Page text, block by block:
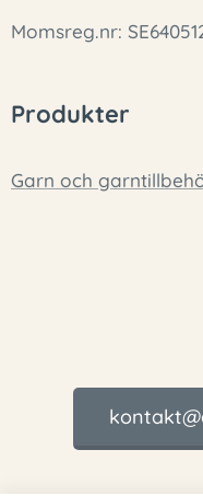
Momsreg.nr:
Produkter
Garn och